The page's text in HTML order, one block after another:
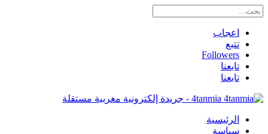
اعجاب
تتبع
Followers
تابعنا
تابعنا
4tanmia - جريدة إلكترونية مغربية مستقلة
الرئيسية
سياسة